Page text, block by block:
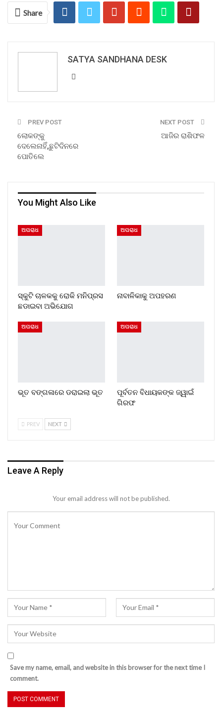
Share
SATYA SANDHANA DESK
PREV POST
ଲୋକଙ୍କୁ
ଦେଲେନାହିଁ,ଛୁଟିଦିନରେ
ପୋତିଲେ
NEXT POST
ଆଜିର ରାଶିଫଳ
You Might Also Like
ଅପରାଧ
ସ୍କୁଟି ଚାଳକକୁ ରୋକି ମନିପ୍ରସ
ଛଡାଇବା ଅଭିଯୋଗ
ଅପରାଧ
ନାବାଳିକାକୁ ଅପହରଣ
ଅପରାଧ
ଭୂତ ବଙ୍ଗଳାରେ ଡରାଇଲା ଭୂତ
ଅପରାଧ
ପୂର୍ବତନ ବିଧାୟକଙ୍କ ଜ୍ୱାଇଁ
ଗିରଫ
PREV NEXT
Leave A Reply
Your email address will not be published.
Save my name, email, and website in this browser for the next time I
comment.